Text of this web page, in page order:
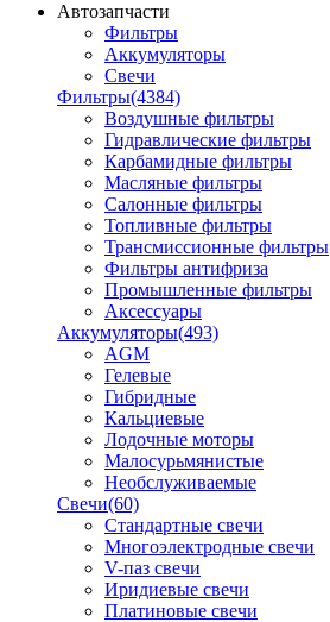
Автозапчасти
Фильтры
Аккумуляторы
Свечи
Фильтры(4384)
Воздушные фильтры
Гидравлические фильтры
Карбамидные фильтры
Масляные фильтры
Салонные фильтры
Топливные фильтры
Трансмиссионные фильтры
Фильтры антифриза
Промышленные фильтры
Аксессуары
Аккумуляторы(493)
AGM
Гелевые
Гибридные
Кальциевые
Лодочные моторы
Малосурьмянистые
Необслуживаемые
Свечи(60)
Стандартные свечи
Многоэлектродные свечи
V-паз свечи
Иридиевые свечи
Платиновые свечи